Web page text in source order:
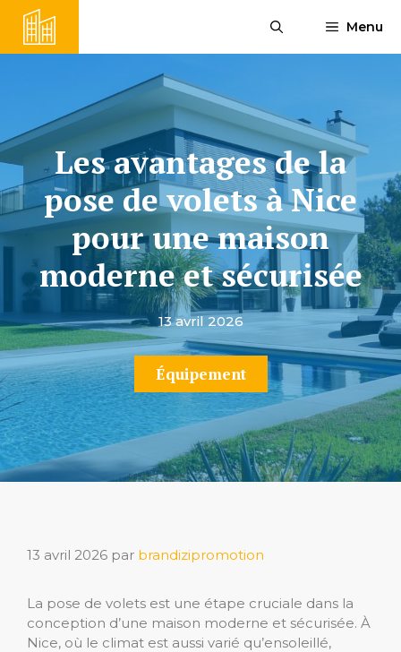
Aller
contenu
Menu
Les avantages de la
pose de volets à Nice
pour une maison
moderne et sécurisée
13 avril 2026
Équipement
13 avril 2026 par brandizipromotion
La pose de volets est une étape cruciale dans la
conception d’une maison moderne et sécurisée. À
Nice, où le climat est aussi varié qu’ensoleillé,